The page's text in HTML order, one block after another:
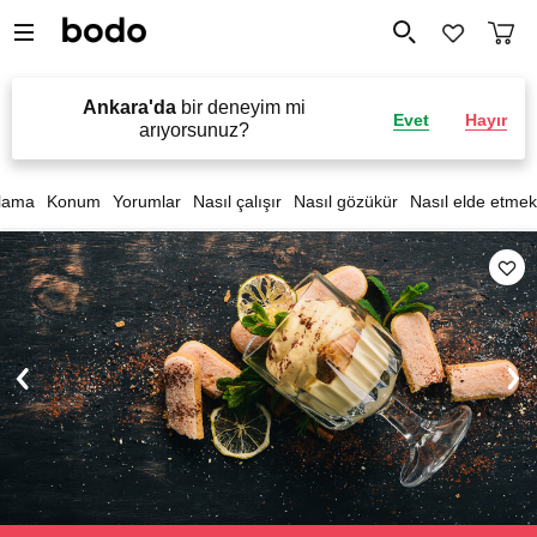
Ankara'dabir deneyim mi
arıyorsunuz?
Evet Hayır
Konum Yorumlar Nasıl çalışır Nasıl gözükür Nasıl elde etmek